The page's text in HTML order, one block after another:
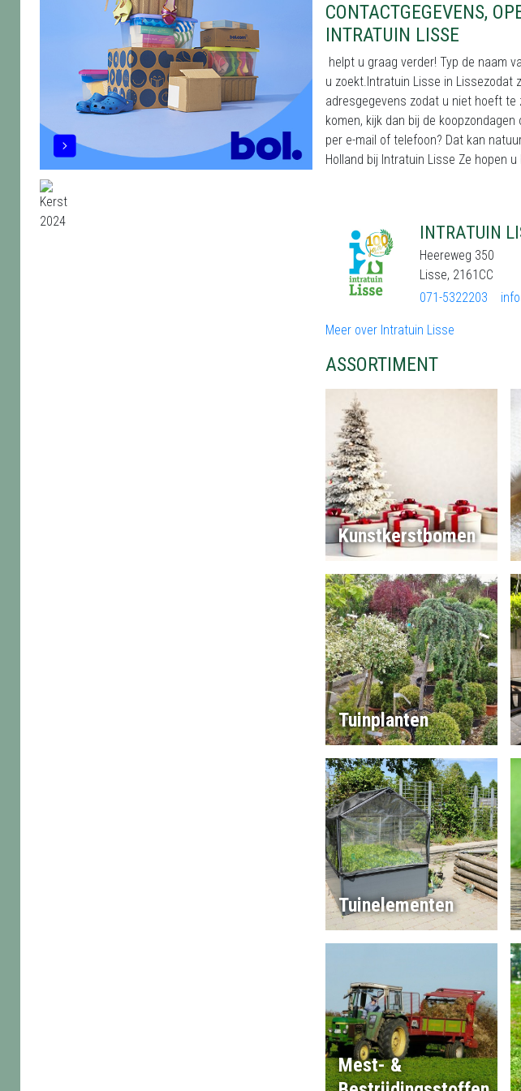
CONTACTGEGEVENS,
INTRATUIN LISSE
helpt u graag verder! Typ de naam
u zoekt.Intratuin Lisse in Lissezodat
adresgegevens zodat u niet hoeft te
komen, kijk dan bij de
per e-mail of telefoon? Dat kan
Holland bij Intratuin Lisse Ze hopen
INTRATUIN
Heereweg 350
Lisse, 2161CC
071-5322203
Meer over Intratuin Lisse
ASSORTIMENT
Kunstkerstbomen
Tuinplanten
Tuinelementen
Mest- &